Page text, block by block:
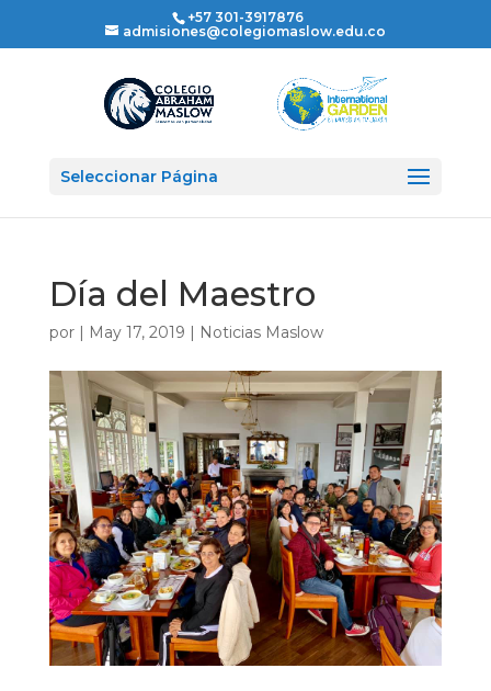
+57 301-3917876
admisiones@colegiomaslow.edu.co
Seleccionar Página
Día del Maestro
por | May 17, 2019 | Noticias Maslow